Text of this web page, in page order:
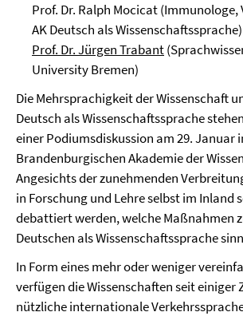
Prof. Dr. Ralph Mocicat (Immunologe,
AK Deutsch als Wissenschaftssprache)
Prof. Dr. Jürgen Trabant
University Bremen)
Die Mehrsprachigkeit der Wissenschaft
Deutsch als Wissenschaftssprache
einer Podiumsdiskussion am 29. Januar
Brandenburgischen Akademie der
Angesichts der zunehmenden
in Forschung und Lehre selbst im Inland
debattiert werden, welche Maßnahmen
Deutschen als Wissenschaftssprache
In Form eines mehr oder weniger
verfügen die Wissenschaften seit einiger
nützliche internationale